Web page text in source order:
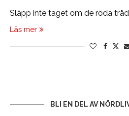
Släpp inte taget om de röda
Läs mer
BLI EN DEL AV